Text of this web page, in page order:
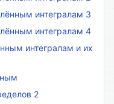
интегралам 3
интегралам 4
интегралам и их
2